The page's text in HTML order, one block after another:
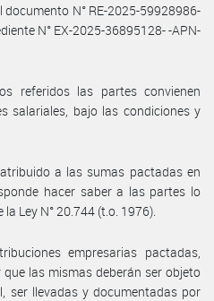
N° RE-2025-59928986-
N° EX-2025-36895128- -APN-
referidos las partes convienen
salariales, bajo las condiciones y
a las sumas pactadas en
hacer saber a las partes lo
Ley N° 20.744 (t.o. 1976).
empresarias pactadas,
las mismas deberán ser objeto
ser llevadas y documentadas por